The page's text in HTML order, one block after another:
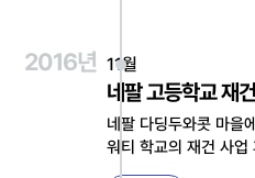
2016년 11월
네팔 고등학교 재
네팔 다딩두와콧 마을
워티 학교의 재건 사업